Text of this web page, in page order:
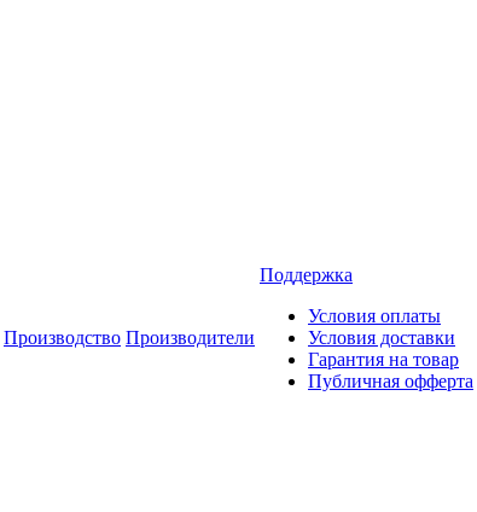
Производство Производители
Поддержка
Условия оплаты
Условия доставки
Гарантия на товар
Публичная офферта